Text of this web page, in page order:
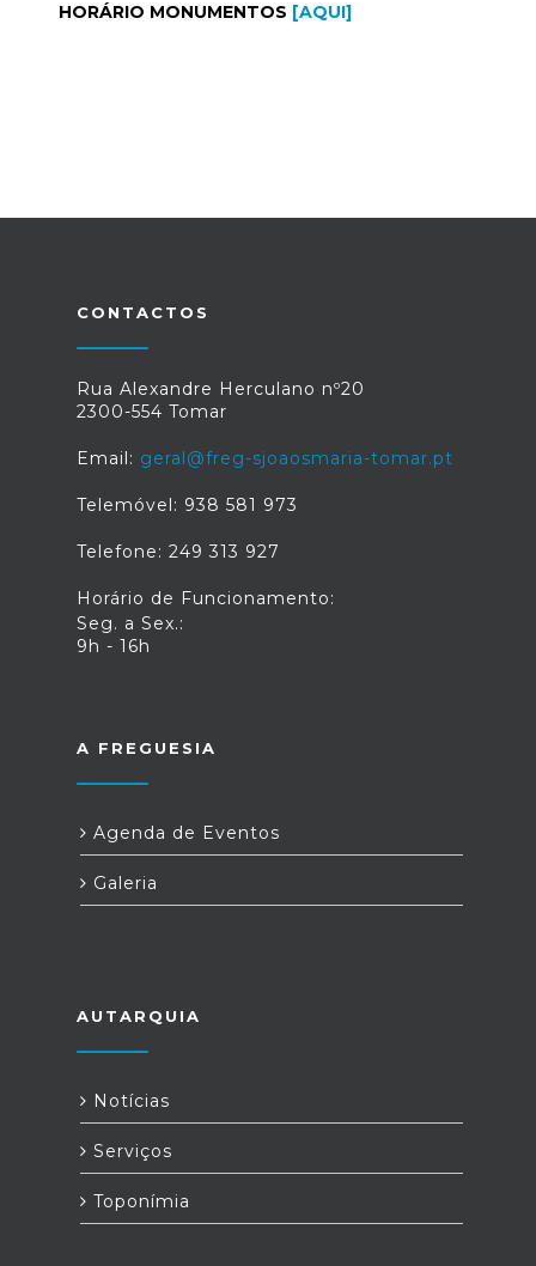
HORÁRIO MONUMENTOS [AQUI]
CONTACTOS
Rua Alexandre Herculano nº20
2300-554 Tomar
Email: geral@freg-sjoaosmaria-tomar.pt
Telemóvel: 938 581 973
Telefone: 249 313 927
Horário de Funcionamento:
Seg. a Sex.:
9h - 16h
A FREGUESIA
Agenda de Eventos
Galeria
AUTARQUIA
Notícias
Serviços
Toponímia